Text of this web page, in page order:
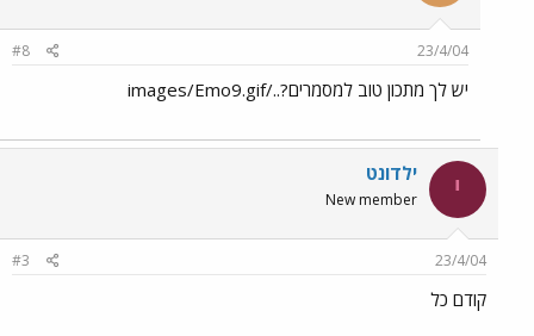
23/4/04
#8
יש לך מתכון טוב למסמרים?../images/Emo9.gif
י ילדונט
New member
23/4/04
#3
קודם כל